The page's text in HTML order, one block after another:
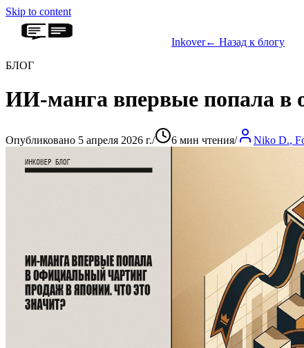
Skip to content
Inkover← Назад к блогу
БЛОГ
ИИ-манга впервые попала в
Опубликовано 5 апреля 2026 г./ 6 мин чтения/ Niko D.,